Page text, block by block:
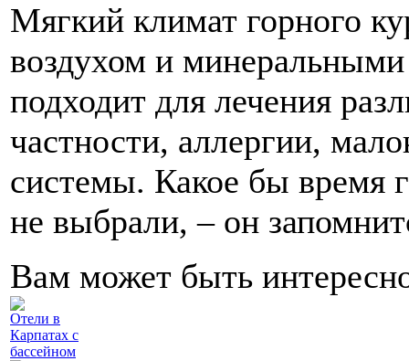
Мягкий климат горного
воздухом и
подходит для лечения
частности, аллергии,
системы. Какое бы время
не выбрали, ‒ он
Вам может быть
Отели в
Карпатах с
бассейном